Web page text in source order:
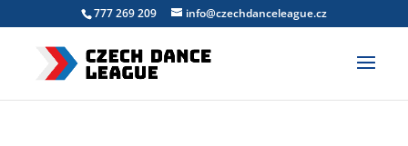
777 269 209 info@czechdanceleague.cz